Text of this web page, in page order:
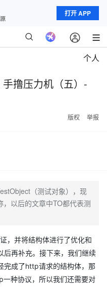
打开 APP
个人
手撸压力机（五）-
版权 举报
（测试对象），现
以后的文章中TO都代表测
，并将结构体进行了优化和
后再补充。接下来，我们继续
完成了http请求的结构体，那
种协议，所以我们还需要对